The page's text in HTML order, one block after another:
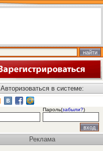
Авторизоваться в системе:
Пароль(забыли?)
Реклама